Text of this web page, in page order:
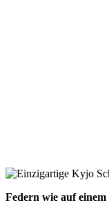
Federn wie auf